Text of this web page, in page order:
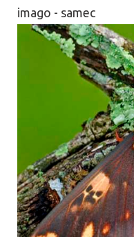
imago - samec